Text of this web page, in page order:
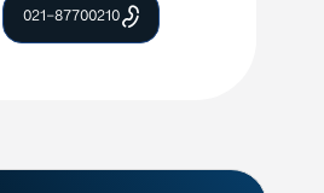
021-87700210